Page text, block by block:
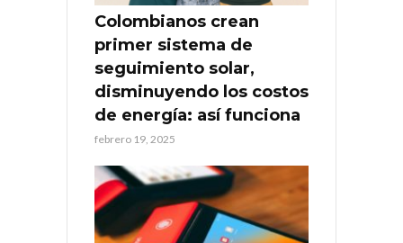
Colombianos crean
primer sistema de
seguimiento solar,
disminuyendo los costos
de energía: así funciona
febrero 19, 2025